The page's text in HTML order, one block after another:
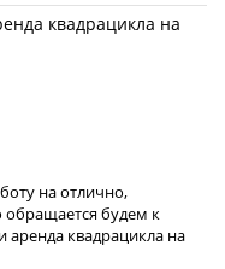
на отлично,
будем к
аренда квадрацикла на